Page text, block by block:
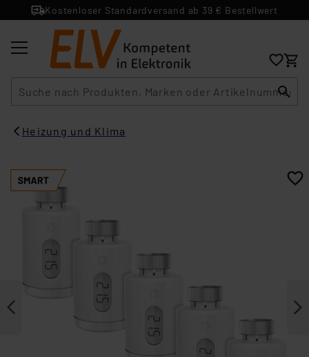
Kostenloser Standardversand ab 39 € Bestellwert
Heizung und Klima